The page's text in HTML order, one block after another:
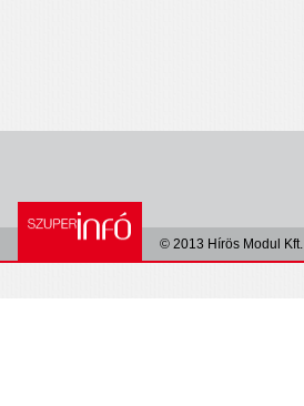
© 2013 Hírös Modul Kft.